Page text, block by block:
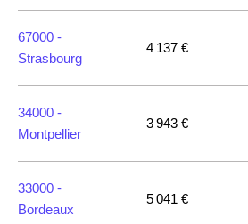
67000 -
Strasbourg
4 137 €
34000 -
Montpellier
3 943 €
33000 -
Bordeaux
5 041 €